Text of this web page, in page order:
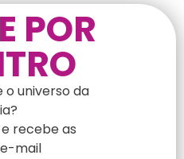
POR
o universo da
recebe as
mail